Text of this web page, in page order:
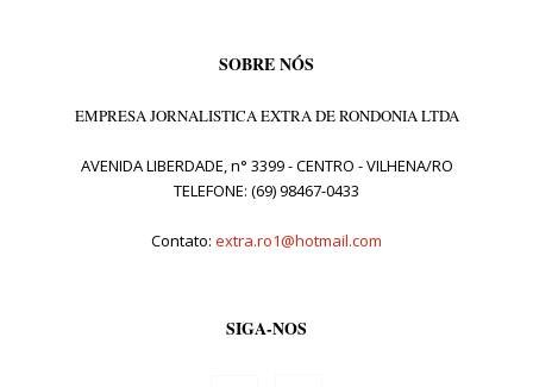
SOBRE NÓS
EMPRESA JORNALISTICA EXTRA DE RONDONIA LTDA
AVENIDA LIBERDADE, n° 3399 - CENTRO - VILHENA/RO
TELEFONE: (69) 98467-0433
Contato: extra.ro1@hotmail.com
SIGA-NOS